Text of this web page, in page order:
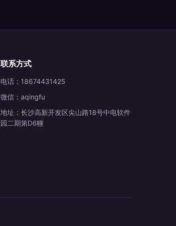
联系方式
电话：18674431425
微信：aqingfu
地址：长沙高新开发区尖山路18号中电软件
园二期第D6幢